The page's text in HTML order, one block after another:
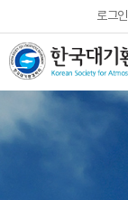
로그인